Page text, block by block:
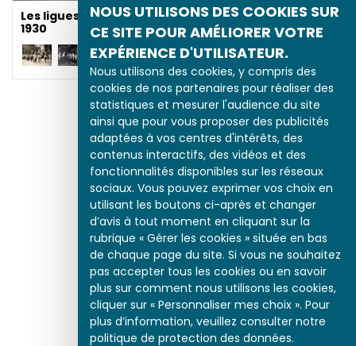
NOUS UTILISONS DES COOKIES SUR
CE SITE POUR AMÉLIORER VOTRE
EXPÉRIENCE D'UTILISATEUR.
Nous utilisons des cookies, y compris des
cookies de nos partenaires pour réaliser des
statistiques et mesurer l'audience du site
ainsi que pour vous proposer des publicités
adaptées à vos centres d'intérêts, des
contenus interactifs, des vidéos et des
fonctionnalités disponibles sur les réseaux
sociaux. Vous pouvez exprimer vos choix en
utilisant les boutons ci-après et changer
d’avis à tout moment en cliquant sur la
rubrique « Gérer les cookies » située en bas
de chaque page du site. Si vous ne souhaitez
pas accepter tous les cookies ou en savoir
plus sur comment nous utilisons les cookies,
cliquer sur « Personnaliser mes choix ». Pour
plus d’information, veuillez consulter notre
politique de protection des données.
Les ligues des années
1930
Les immigrés, éternels
indésirables
Einstein. Photo-génie